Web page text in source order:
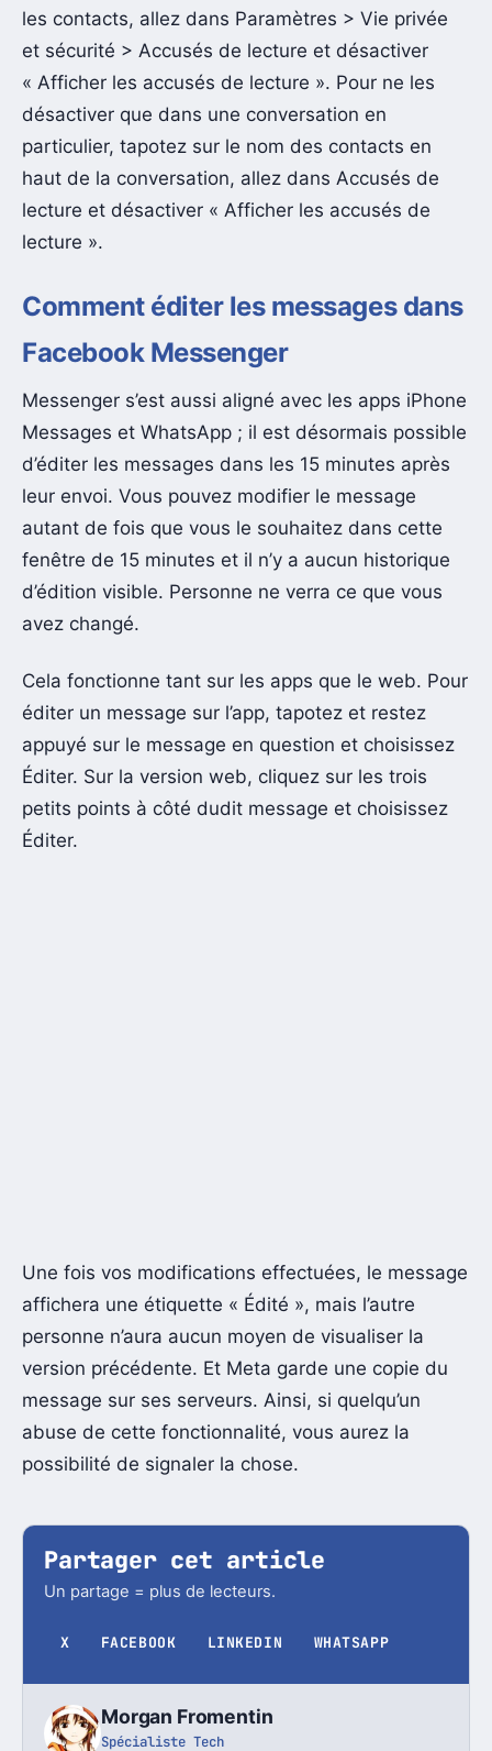
les contacts, allez dans Paramètres > Vie privée
et sécurité > Accusés de lecture et désactiver
« Afficher les accusés de lecture ». Pour ne les
désactiver que dans une conversation en
particulier, tapotez sur le nom des contacts en
haut de la conversation, allez dans Accusés de
lecture et désactiver « Afficher les accusés de
lecture ».
Comment éditer les messages dans
Facebook Messenger
Messenger s’est aussi aligné avec les apps iPhone
Messages et WhatsApp ; il est désormais possible
d’éditer les messages dans les 15 minutes après
leur envoi. Vous pouvez modifier le message
autant de fois que vous le souhaitez dans cette
fenêtre de 15 minutes et il n’y a aucun historique
d’édition visible. Personne ne verra ce que vous
avez changé.
Cela fonctionne tant sur les apps que le web. Pour
éditer un message sur l’app, tapotez et restez
appuyé sur le message en question et choisissez
Éditer. Sur la version web, cliquez sur les trois
petits points à côté dudit message et choisissez
Éditer.
Une fois vos modifications effectuées, le message
affichera une étiquette « Édité », mais l’autre
personne n’aura aucun moyen de visualiser la
version précédente. Et Meta garde une copie du
message sur ses serveurs. Ainsi, si quelqu’un
abuse de cette fonctionnalité, vous aurez la
possibilité de signaler la chose.
Partager cet article
Un partage = plus de lecteurs.
X FACEBOOK LINKEDIN WHATSAPP
Morgan Fromentin
Spécialiste Tech